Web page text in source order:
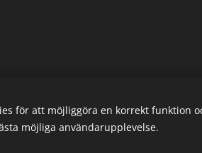
för att möjliggöra en korrekt funktion
möjliga användarupplevelse.